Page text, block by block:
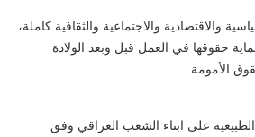
والاقتصادية والاجتماعية والثقافية كاملة،
حقوقها في العمل قبل وبعد الولادة
الأمومة
الطبيعية على ابناء الشعب العراقي وفق